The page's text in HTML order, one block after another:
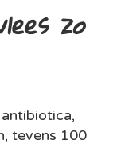
zo
tevens 100